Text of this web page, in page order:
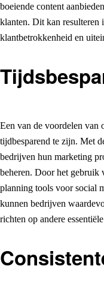
boeiende content
klanten. Dit kan resulteren
klantbetrokkenheid en
Een van de voordelen van
tijdbesparend te zijn. Met
bedrijven hun marketing
beheren. Door het gebruik
planning tools voor social
kunnen bedrijven
richten op andere